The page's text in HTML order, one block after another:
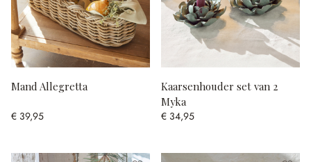
Mand Allegretta
€ 39,95
Kaarsenhouder set van 2
Myka
€ 34,95